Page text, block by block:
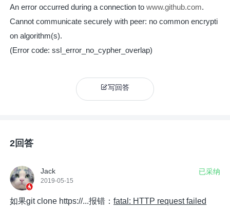
An error occurred during a connection towww.github.com.
Cannot communicate securely with peer: no common encrypti
on algorithm(s).
(Error code: ssl_error_no_cypher_overlap)
写回答
2回答
Jack
2019-05-15
已采纳
如果git clone https://...报错：fatal: HTTP request failed